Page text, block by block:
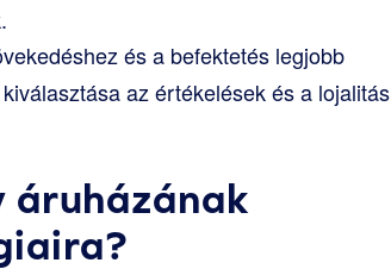
és a befektetés legjobb
az értékelések és a lojalitás
áruházának